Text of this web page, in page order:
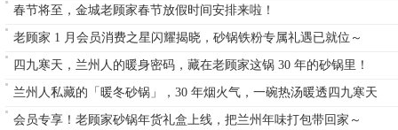
春节将至，金城老顾家春节放假时间安排来啦！
老顾家 1 月会员消费之星闪耀揭晓，砂锅铁粉专属礼遇已就位～
四九寒天，兰州人的暖身密码，藏在老顾家这锅 30 年的砂锅里！
兰州人私藏的「暖冬砂锅」，30 年烟火气，一碗热汤暖透四九寒天
会员专享！老顾家砂锅年货礼盒上线，把兰州年味打包带回家～